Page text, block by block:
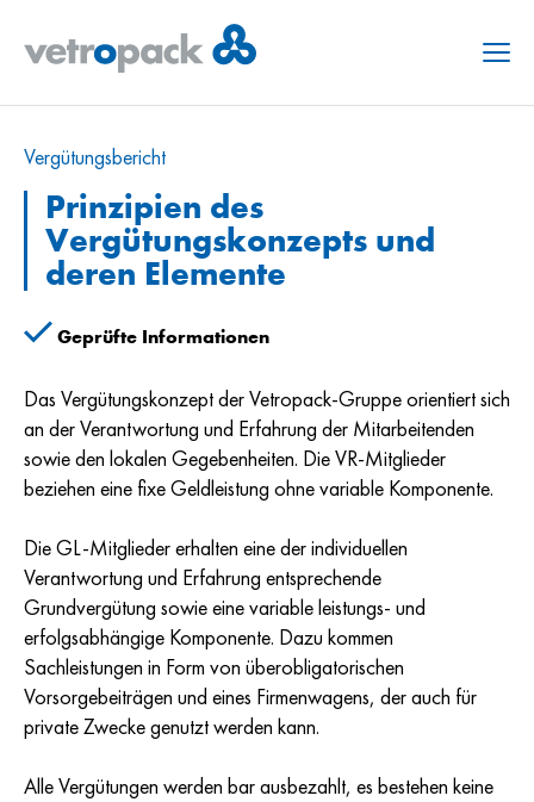
Menu
Vergütungs­bericht
Prinzipien des
Vergütungskonzepts und
deren Elemente
Geprüfte Informationen
Das Vergütungskonzept der Vetropack-Gruppe orientiert sich
an der Verantwortung und Erfahrung der Mitarbeitenden
sowie den lokalen Gegebenheiten. Die VR-Mitglieder
beziehen eine fixe Geldleistung ohne variable Komponente.
Die GL-Mitglieder erhalten eine der individuellen
Verantwortung und Erfahrung entsprechende
Grundvergütung sowie eine variable leistungs- und
erfolgsabhängige Komponente. Dazu kommen
Sachleistungen in Form von überobligatorischen
Vorsorgebeiträgen und eines Firmenwagens, der auch für
private Zwecke genutzt werden kann.
Alle Vergütungen werden bar ausbezahlt, es bestehen keine